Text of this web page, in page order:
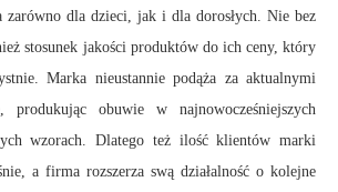
zarówno dla dzieci, jak i dla dorosłych. Nie bez
stosunek jakości produktów do ich ceny, który
Marka nieustannie podąża za aktualnymi
produkując obuwie w najnowocześniejszych
wzorach. Dlatego też ilość klientów marki
a firma rozszerza swą działalność o kolejne